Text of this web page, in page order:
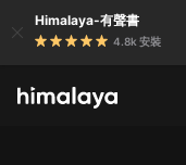
Himalaya-有聲書
4.8k 安裝